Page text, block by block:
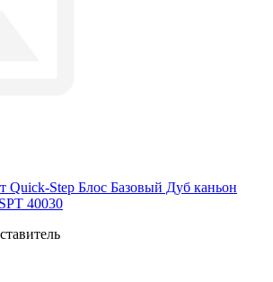
Step Блос Базовый Дуб каньон
40030